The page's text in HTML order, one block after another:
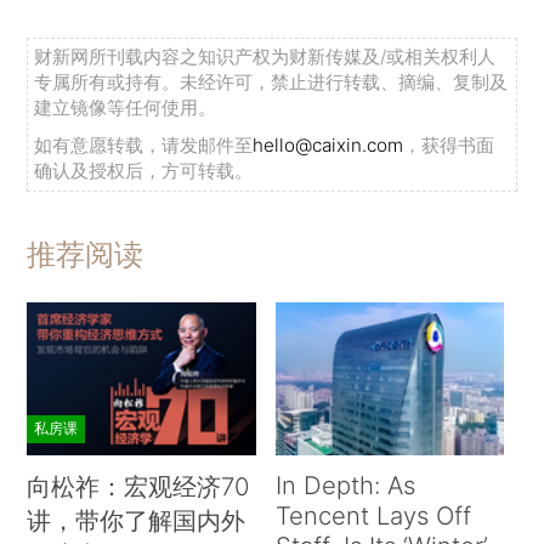
财新网所刊载内容之知识产权为财新传媒及/或相关权利人
专属所有或持有。未经许可，禁止进行转载、摘编、复制及
建立镜像等任何使用。
如有意愿转载，请发邮件至hello@caixin.com ，获得书面
确认及授权后，方可转载。
推荐阅读
私房课
向松祚：宏观经济70
讲，带你了解国内外
In Depth: As
Tencent Lays Off